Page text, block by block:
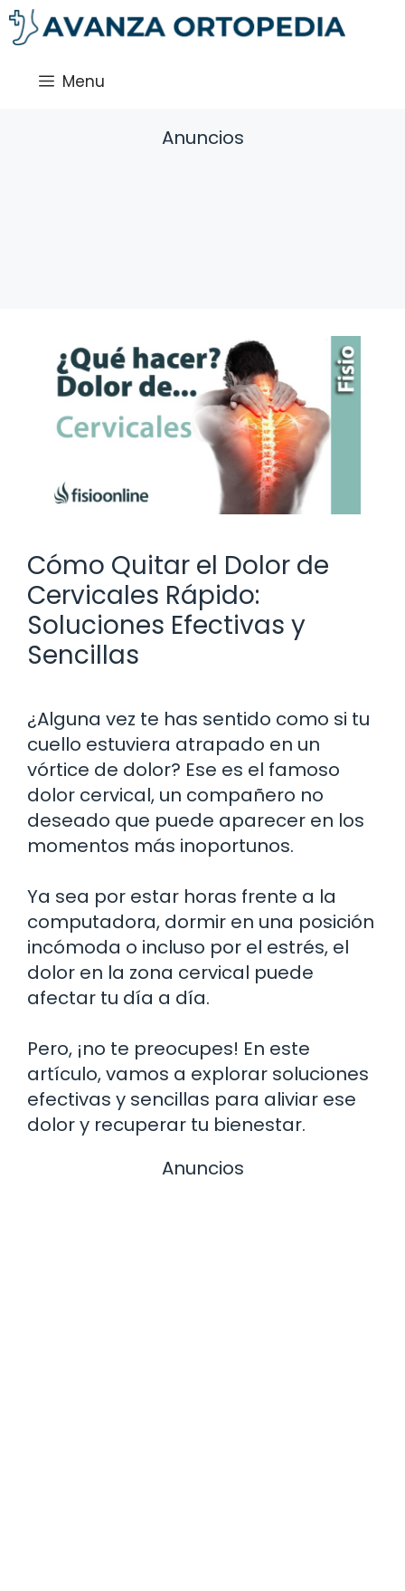
Saltar
al
Menu
Anuncios
Cómo Quitar el Dolor de
Cervicales Rápido:
Soluciones Efectivas y
Sencillas
¿Alguna vez te has sentido como si tu
cuello estuviera atrapado en un
vórtice de dolor? Ese es el famoso
dolor cervical, un compañero no
deseado que puede aparecer en los
momentos más inoportunos.
Ya sea por estar horas frente a la
computadora, dormir en una posición
incómoda o incluso por el estrés, el
dolor en la zona cervical puede
afectar tu día a día.
Pero, ¡no te preocupes! En este
artículo, vamos a explorar soluciones
efectivas y sencillas para aliviar ese
dolor y recuperar tu bienestar.
Anuncios